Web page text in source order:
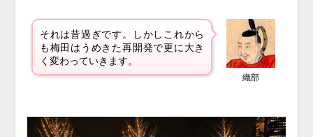
それは昔過ぎです。しかしこれから
も梅田は うめきた再開発で更に大き
く変わっていきます。
織部